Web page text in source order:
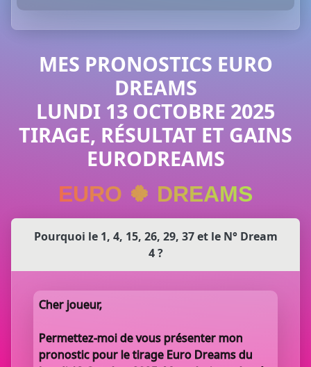
MES PRONOSTICS EURO
DREAMS
LUNDI 13 OCTOBRE 2025
TIRAGE, RÉSULTAT ET GAINS
EURODREAMS
EURO 🍀 DREAMS
Pourquoi le 1, 4, 15, 26, 29, 37 et le N° Dream
4 ?
Cher joueur,
Permettez-moi de vous présenter mon
pronostic pour le tirage Euro Dreams du